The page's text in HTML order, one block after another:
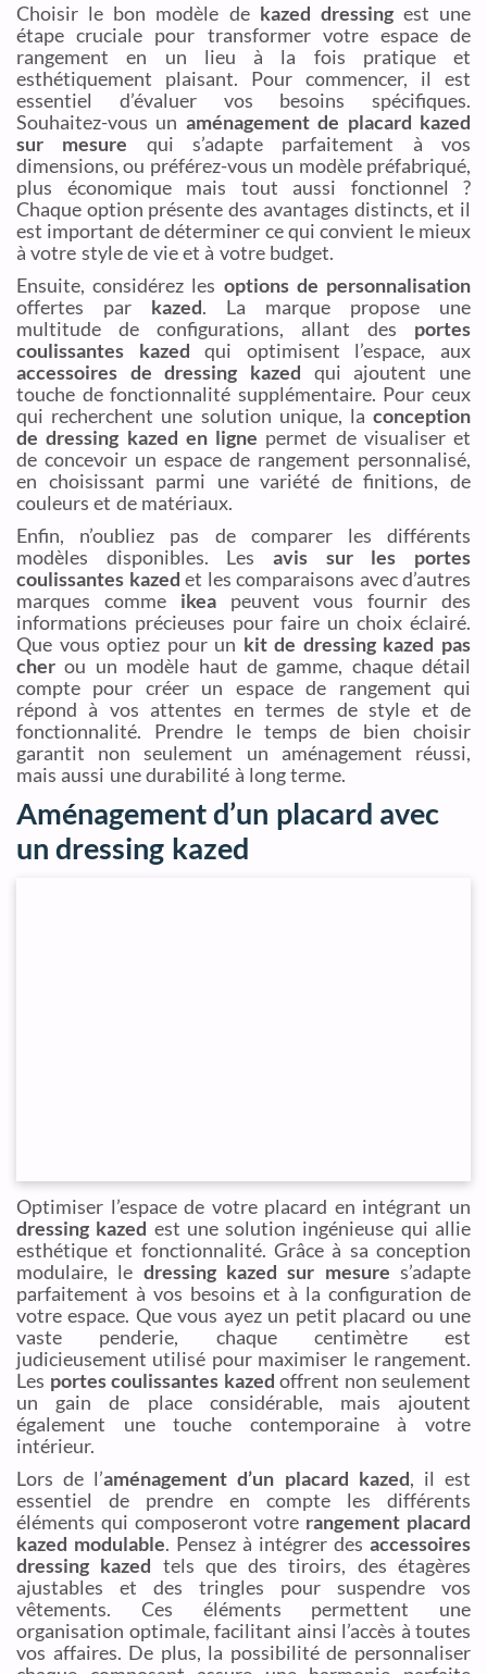
Choisir le bon modèle de kazed dressingest une
étape cruciale pour transformer votre espace de
rangement en un lieu à la fois pratique et
esthétiquement plaisant. Pour commencer, il est
essentiel d’évaluer vos besoins spécifiques.
Souhaitez-vous un aménagement de placard kazed
sur mesure qui s’adapte parfaitement à vos
dimensions, ou préférez-vous un modèle préfabriqué,
plus économique mais tout aussi fonctionnel ?
Chaque option présente des avantages distincts, et il
est important de déterminer ce qui convient le mieux
à votre style de vie et à votre budget.
Ensuite, considérez les options de personnalisation
offertes par kazed. La marque propose une
multitude de configurations, allant des portes
coulissantes kazed qui optimisent l’espace, aux
accessoires de dressing kazed qui ajoutent une
touche de fonctionnalité supplémentaire. Pour ceux
qui recherchent une solution unique, la conception
de dressing kazed en ligne permet de visualiser et
de concevoir un espace de rangement personnalisé,
en choisissant parmi une variété de finitions, de
couleurs et de matériaux.
Enfin, n’oubliez pas de comparer les différents
modèles disponibles. Les avis sur les portes
coulissantes kazed et les comparaisons avec d’autres
marques comme ikeapeuvent vous fournir des
informations précieuses pour faire un choix éclairé.
Que vous optiez pour un kit de dressing kazed pas
cher ou un modèle haut de gamme, chaque détail
compte pour créer un espace de rangement qui
répond à vos attentes en termes de style et de
fonctionnalité. Prendre le temps de bien choisir
garantit non seulement un aménagement réussi,
mais aussi une durabilité à long terme.
Aménagement d’un placard avec
un dressing kazed
Optimiser l’espace de votre placard en intégrant un
dressing kazed est une solution ingénieuse qui allie
esthétique et fonctionnalité. Grâce à sa conception
modulaire, le dressing kazed sur mesure s’adapte
parfaitement à vos besoins et à la configuration de
votre espace. Que vous ayez un petit placard ou une
vaste penderie, chaque centimètre est
judicieusement utilisé pour maximiser le rangement.
Les portes coulissantes kazed offrent non seulement
un gain de place considérable, mais ajoutent
également une touche contemporaine à votre
intérieur.
Lors de l’aménagement d’un placard kazed, il est
essentiel de prendre en compte les différents
éléments qui composeront votre rangement placard
kazed modulable. Pensez à intégrer des accessoires
dressing kazed tels que des tiroirs, des étagères
ajustables et des tringles pour suspendre vos
vêtements. Ces éléments permettent une
organisation optimale, facilitant ainsi l’accès à toutes
vos affaires. De plus, la possibilité de personnaliser